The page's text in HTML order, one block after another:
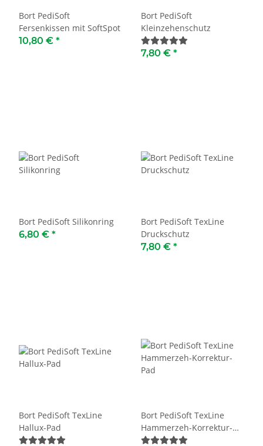
Bort PediSoft
Fersenkissen mit SoftSpot
10,80 € *
Bort PediSoft
Kleinzehenschutz
7,80 € *
Bort PediSoft Silikonring
6,80 € *
Bort PediSoft TexLine
Druckschutz
7,80 € *
Bort PediSoft TexLine
Hallux-Pad
Bort PediSoft TexLine
Hammerzeh-Korrektur-
Pad